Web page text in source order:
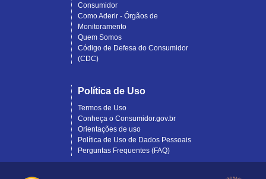
Consumidor
Como Aderir - Órgãos de
Monitoramento
Quem Somos
Código de Defesa do Consumidor
(CDC)
Política de Uso
Termos de Uso
Conheça o Consumidor.gov.br
Orientações de uso
Política de Uso de Dados Pessoais
Perguntas Frequentes (FAQ)